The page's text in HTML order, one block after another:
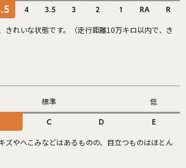
4 3.5 3 2 1 RA R
きれいな状態です。（走行距離10万キロ以内で、き
標準 低
C D E
ズやへこみなどはあるものの、目立つものはほとん